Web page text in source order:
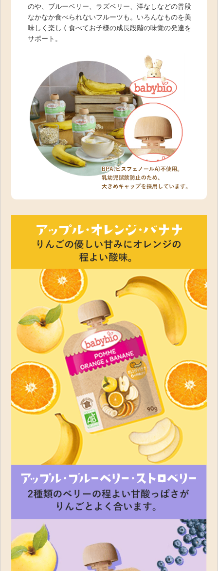
のや、ブルーベリー、ラズベリー、洋なしなどの普段
なかなか食べられないフルーツも。いろんなものを美
味しく楽しく食べてお子様の成長段階の味覚の発達を
サポート。